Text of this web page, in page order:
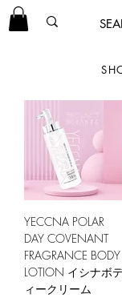
YECCNA POLAR
DAY COVENANT
FRAGRANCE BODY
LOTION イシナボ
ィークリーム